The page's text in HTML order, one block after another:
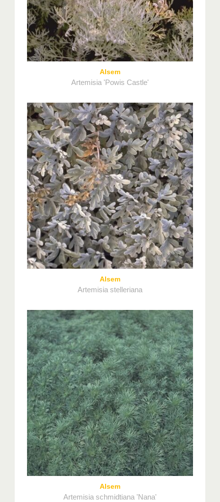
Alsem
Artemisia 'Powis Castle'
Alsem
Artemisia stelleriana
Alsem
Artemisia schmidtiana 'Nana'